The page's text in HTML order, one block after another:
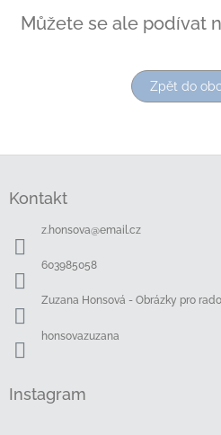
Můžete se ale podívat
Zpět do
Kontakt
z.honsova@email.cz
603985058
Zuzana Honsová - Obrázky pro
honsovazuzana
Instagram